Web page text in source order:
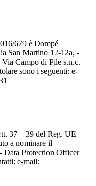
679 è Dompé
San Martino 12-12a, -
Campo di Pile s.n.c. –
sono i seguenti: e-
37 – 39 del Reg. UE
a nominare il
Data Protection Officer
e-mail: